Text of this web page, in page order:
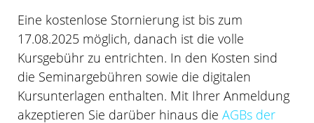
Eine kostenlose Stornierung ist bis zum
17.08.2025 möglich, danach ist die volle
Kursgebühr zu entrichten. In den Kosten sind
die Seminargebühren sowie die digitalen
Kursunterlagen enthalten. Mit Ihrer Anmeldung
akzeptieren Sie darüber hinaus die AGBs der